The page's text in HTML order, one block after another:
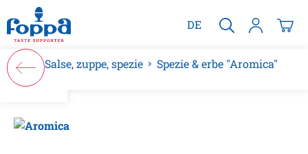
principale
DE
Salse, zuppe, spezie Spezie & erbe "Aromica"